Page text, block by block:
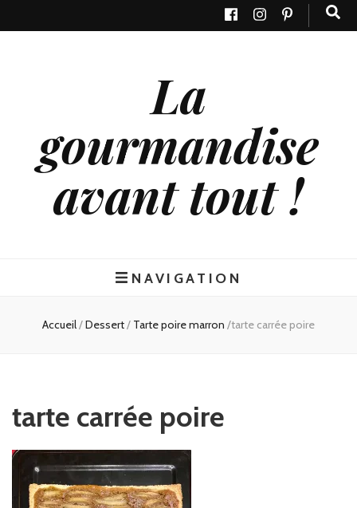
La
gourmandise
avant tout !
NAVIGATION
Accueil/Dessert/ Tarte poire marron /tarte carrée poire
tarte carrée poire